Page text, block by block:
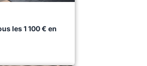
les 1 100 € en